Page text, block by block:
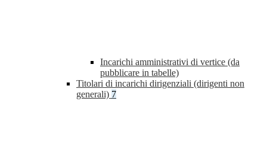
Incarichi amministrativi di vertice (da
pubblicare in tabelle)
Titolari di incarichi dirigenziali (dirigenti non
generali) 7